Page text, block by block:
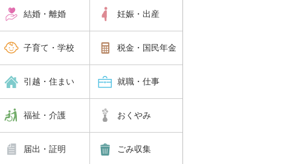
結婚・離婚 妊娠・出産
子育て・学校 税金・国民年金
引越・住まい 就職・仕事
福祉・介護 おくやみ
届出・証明 ごみ収集